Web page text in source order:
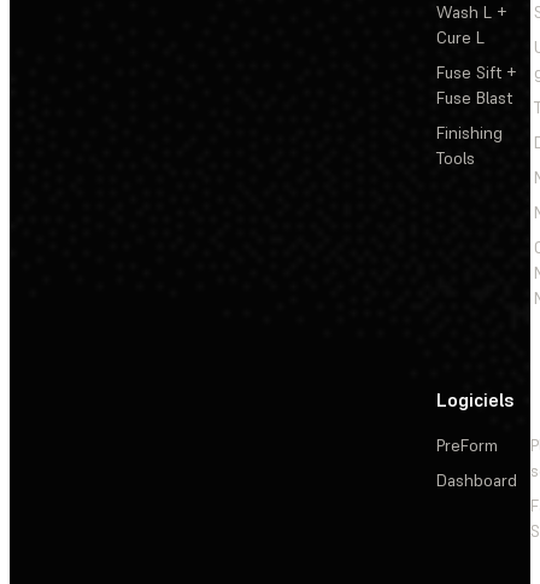
Wash L +
Cure L
Fuse Sift +
Fuse Blast
Finishing
Tools
Logiciels
PreForm
Dashboard